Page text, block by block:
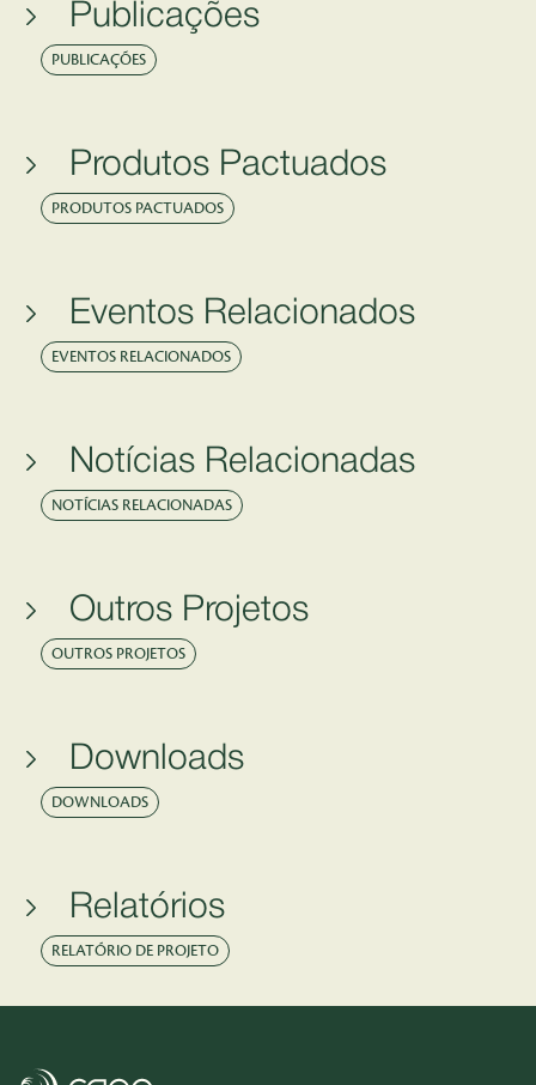
Publicações
PUBLICAÇÕES
Produtos Pactuados
PRODUTOS PACTUADOS
Eventos Relacionados
EVENTOS RELACIONADOS
Notícias Relacionadas
NOTÍCIAS RELACIONADAS
Outros Projetos
OUTROS PROJETOS
Downloads
DOWNLOADS
Relatórios
RELATÓRIO DE PROJETO